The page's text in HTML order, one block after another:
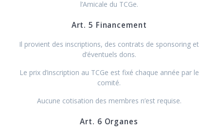
l’Amicale du TCGe.
Art. 5 Financement
Il provient des inscriptions, des contrats de sponsoring et
d’éventuels dons.
Le prix d’inscription au TCGe est fixé chaque année par le
comité.
Aucune cotisation des membres n’est requise.
Art. 6 Organes